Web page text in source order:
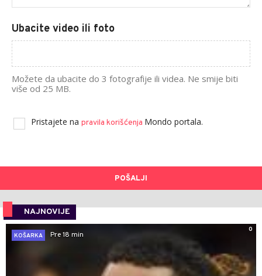
Ubacite video ili foto
Možete da ubacite do 3 fotografije ili videa. Ne smije biti
više od 25 MB.
Pristajete na pravila korišćenja Mondo portala.
POŠALJI
NAJNOVIJE
0
KOŠARKA
Pre 18 min